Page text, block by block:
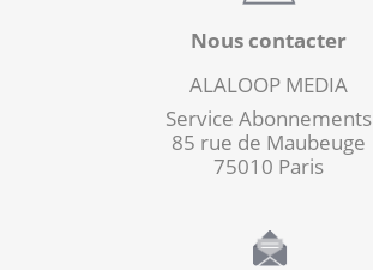
Nous contacter
ALALOOP MEDIA
Service Abonnements
85 rue de Maubeuge
75010 Paris